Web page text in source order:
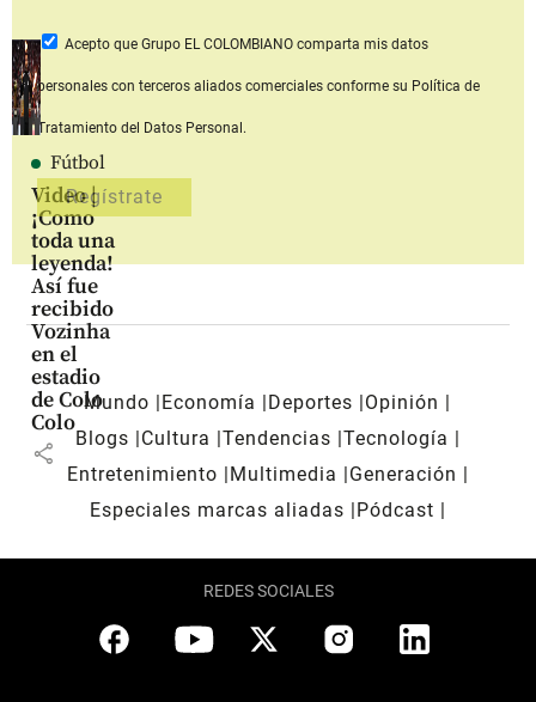
Fútbol
Video |
¡Como
toda una
leyenda!
Así fue
recibido
Vozinha
en el
estadio
de Colo
Colo
share
Acepto que Grupo EL COLOMBIANOcomparta mis datos
personales con terceros aliados comerciales conforme su Política de
Tratamiento del Datos Personal.
Mundo Economía Deportes
Opinión
Blogs
Cultura Tendencias Tecnología
Entretenimiento
Multimedia
Generación
Especiales marcas aliadas
Pódcast
REDES SOCIALES